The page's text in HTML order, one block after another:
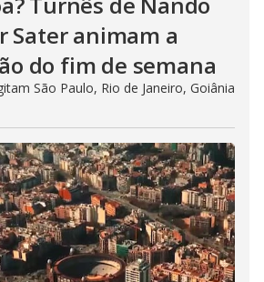
Sater animam a
do fim de semana
São Paulo, Rio de Janeiro, Goiânia